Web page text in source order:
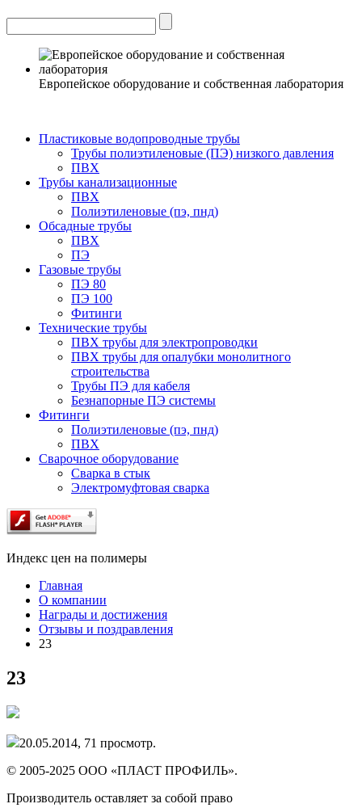
Европейское оборудование и собственная лаборатория
Пластиковые водопроводные трубы
Трубы полиэтиленовые (ПЭ) низкого давления
ПВХ
Трубы канализационные
ПВХ
Полиэтиленовые (пэ, пнд)
Обсадные трубы
ПВХ
ПЭ
Газовые трубы
ПЭ 80
ПЭ 100
Фитинги
Технические трубы
ПВХ трубы для электропроводки
ПВХ трубы для опалубки монолитного
строительства
Трубы ПЭ для кабеля
Безнапорные ПЭ системы
Фитинги
Полиэтиленовые (пэ, пнд)
ПВХ
Сварочное оборудование
Сварка в стык
Электромуфтовая сварка
Индекс цен на полимеры
Главная
О компании
Награды и достижения
Отзывы и поздравления
23
23
20.05.2014, 71 просмотр.
© 2005-2025 ООО «ПЛАСТ ПРОФИЛЬ».
Производитель оставляет за собой право